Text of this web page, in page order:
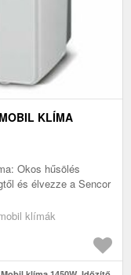
KLÍMA
Okos hűsölés
és élvezze a Sencor
klímák